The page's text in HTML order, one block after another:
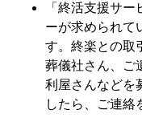
「終活支援サ
ーが求められて
す。終楽との取
葬儀社さん、ご
利屋さんなどを
したら、ご連絡